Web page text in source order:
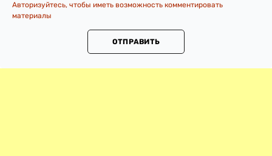
Авторизуйтесь, чтобы иметь возможность комментировать
материалы
ОТПРАВИТЬ